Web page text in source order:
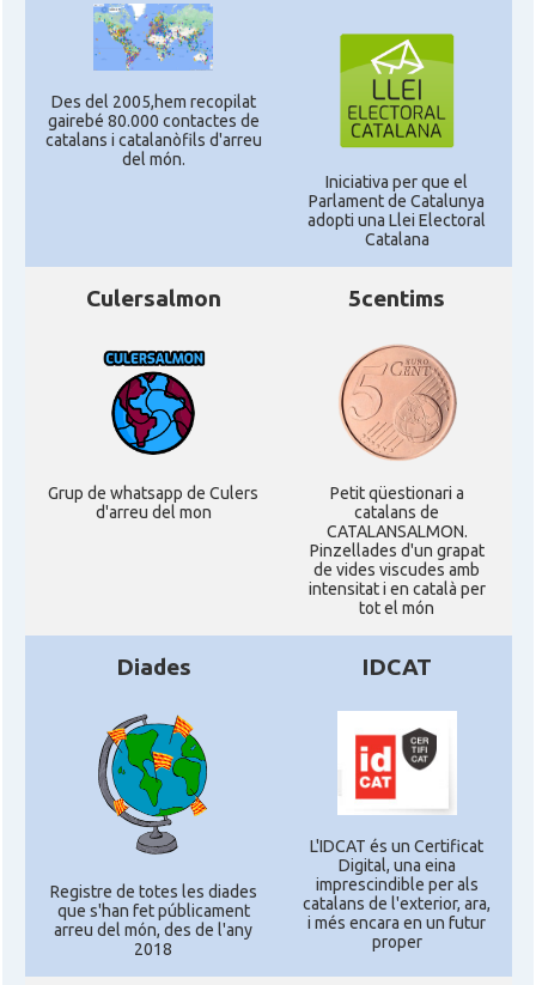
Des del 2005,hem recopilat
gairebé 80.000 contactes de
catalans i catalanòfils d'arreu
del món.
Iniciativa per que el
Parlament de Catalunya
adopti una Llei Electoral
Catalana
Culersalmon
Grup de whatsapp de Culers
d'arreu del mon
5centims
Petit qüestionari a
catalans de
CATALANSALMON.
Pinzellades d'un grapat
de vides viscudes amb
intensitat i en català per
tot el món
Diades
Registre de totes les diades
que s'han fet públicament
arreu del món, des de l'any
2018
IDCAT
L'IDCAT és un Certificat
Digital, una eina
imprescindible per als
catalans de l'exterior, ara,
i més encara en un futur
proper